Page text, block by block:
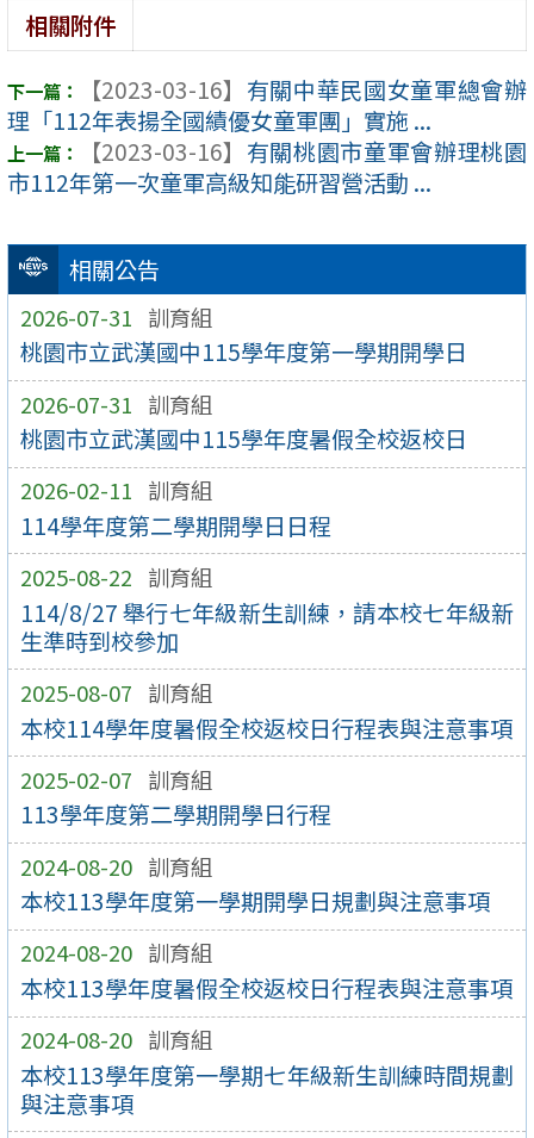
相關公告
2026-07-31 訓育組
桃園市立武漢國中115學年度第一學期開學日
2026-07-31 訓育組
桃園市立武漢國中115學年度暑假全校返校日
2026-02-11 訓育組
114學年度第二學期開學日日程
2025-08-22 訓育組
114/8/27 舉行七年級新生訓練，請本校七年級新
生準時到校參加
2025-08-07 訓育組
本校114學年度暑假全校返校日行程表與注意事項
2025-02-07 訓育組
113學年度第二學期開學日行程
2024-08-20 訓育組
本校113學年度第一學期開學日規劃與注意事項
2024-08-20 訓育組
本校113學年度暑假全校返校日行程表與注意事項
2024-08-20 訓育組
本校113學年度第一學期七年級新生訓練時間規劃
與注意事項
相關附件
【2023-03-16】 有關中華民國女童軍總會辦
理「112年表揚全國績優女童軍團」實施 ...
【2023-03-16】 有關桃園市童軍會辦理桃園
市112年第一次童軍高級知能研習營活動 ...